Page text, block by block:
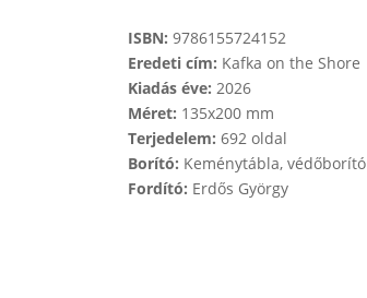
ISBN: 9786155724152
Eredeti cím: Kafka on the Shore
Kiadás éve: 2026
Méret: 135x200 mm
Terjedelem: 692 oldal
Borító: Keménytábla, védőborító
Fordító: Erdős György